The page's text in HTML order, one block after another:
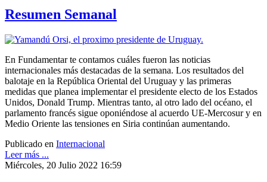
Resumen Semanal
En Fundamentar te contamos cuáles fueron las noticias
internacionales más destacadas de la semana. Los resultados del
balotaje en la República Oriental del Uruguay y las primeras
medidas que planea implementar el presidente electo de los Estados
Unidos, Donald Trump. Mientras tanto, al otro lado del océano, el
parlamento francés sigue oponiéndose al acuerdo UE-Mercosur y en
Medio Oriente las tensiones en Siria continúan aumentando.
Publicado en Internacional
Leer más ...
Miércoles, 20 Julio 2022 16:59